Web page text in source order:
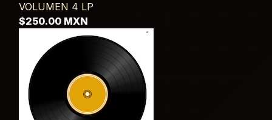
VOLUMEN 4 LP
$250.00 MXN